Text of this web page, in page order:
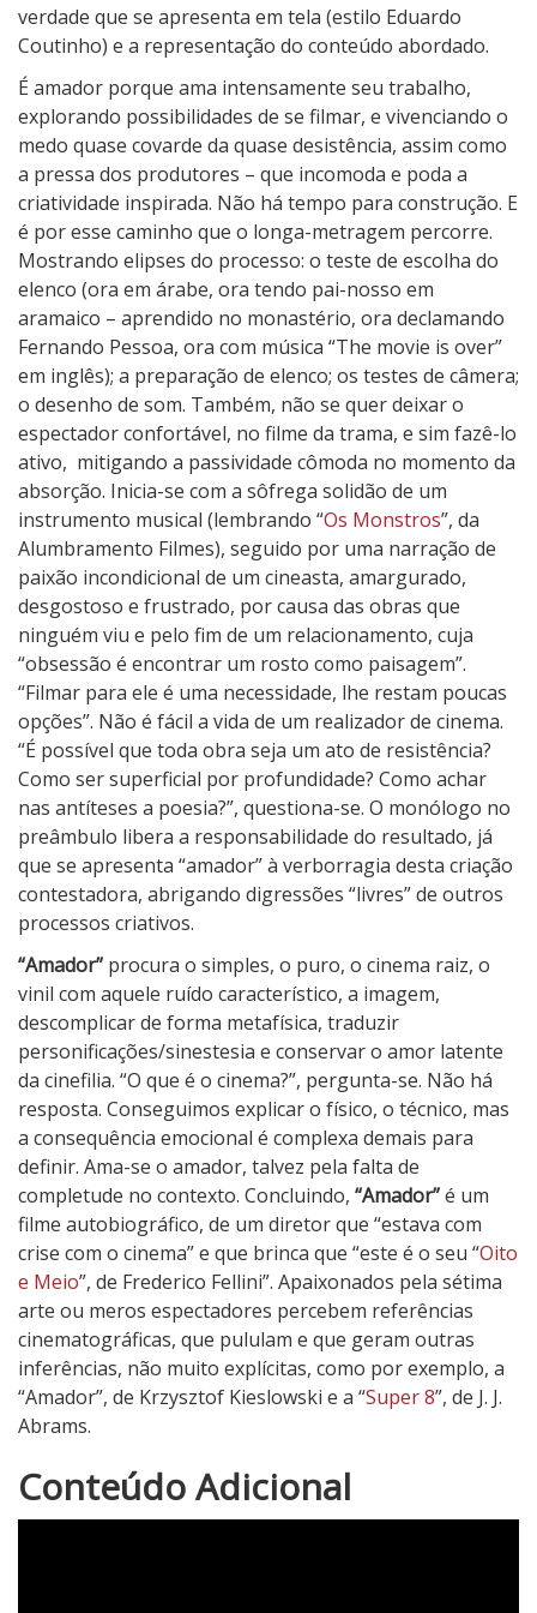
verdade que se apresenta em tela (estilo Eduardo
Coutinho) e a representação do conteúdo abordado.
É amador porque ama intensamente seu trabalho,
explorando possibilidades de se filmar, e vivenciando o
medo quase covarde da quase desistência, assim como
a pressa dos produtores – que incomoda e poda a
criatividade inspirada. Não há tempo para construção. E
é por esse caminho que o longa-metragem percorre.
Mostrando elipses do processo: o teste de escolha do
elenco (ora em árabe, ora tendo pai-nosso em
aramaico – aprendido no monastério, ora declamando
Fernando Pessoa, ora com música “The movie is over”
em inglês); a preparação de elenco; os testes de câmera;
o desenho de som. Também, não se quer deixar o
espectador confortável, no filme da trama, e sim fazê-lo
ativo, mitigando a passividade cômoda no momento da
absorção. Inicia-se com a sôfrega solidão de um
instrumento musical (lembrando “Os Monstros”, da
Alumbramento Filmes), seguido por uma narração de
paixão incondicional de um cineasta, amargurado,
desgostoso e frustrado, por causa das obras que
ninguém viu e pelo fim de um relacionamento, cuja
“obsessão é encontrar um rosto como paisagem”.
“Filmar para ele é uma necessidade, lhe restam poucas
opções”. Não é fácil a vida de um realizador de cinema.
“É possível que toda obra seja um ato de resistência?
Como ser superficial por profundidade? Como achar
nas antíteses a poesia?”, questiona-se. O monólogo no
preâmbulo libera a responsabilidade do resultado, já
que se apresenta “amador” à verborragia desta criação
contestadora, abrigando digressões “livres” de outros
processos criativos.
“Amador” procura o simples, o puro, o cinema raiz, o
vinil com aquele ruído característico, a imagem,
descomplicar de forma metafísica, traduzir
personificações/sinestesia e conservar o amor latente
da cinefilia. “O que é o cinema?”, pergunta-se. Não há
resposta. Conseguimos explicar o físico, o técnico, mas
a consequência emocional é complexa demais para
definir. Ama-se o amador, talvez pela falta de
completude no contexto. Concluindo, “Amador”é um
filme autobiográfico, de um diretor que “estava com
crise com o cinema” e que brinca que “este é o seu “Oito
e Meio”, de Frederico Fellini”. Apaixonados pela sétima
arte ou meros espectadores percebem referências
cinematográficas, que pululam e que geram outras
inferências, não muito explícitas, como por exemplo, a
“Amador”, de Krzysztof Kieslowski e a “Super 8”, de J. J.
Abrams.
N
o
Conteúdo Adicional